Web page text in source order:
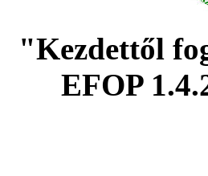
"Kezdettől
EFOP